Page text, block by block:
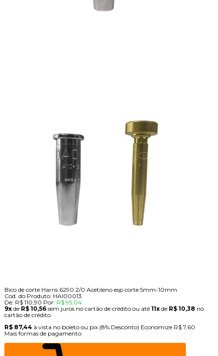
Bico de corte Harris 6290 2/0 Acetileno esp corte 5mm-10mm
Cod. do Produto: HAI00013
De: R$ 110,90 Por: R$ 95,04
9xde R$ 10,56 sem juros no cartão de crédito ou até 11xde R$ 10,38 no
cartão de crédito
R$ 87,44 à vista no boleto ou pix (8% Desconto) Economize R$ 7,60
Mais formas de pagamento